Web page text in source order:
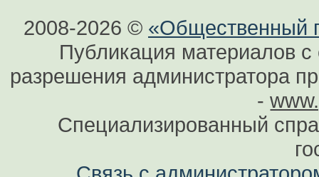
2008-2026 © «Общественный
Публикация материалов
разрешения администратора
-
Специализированный